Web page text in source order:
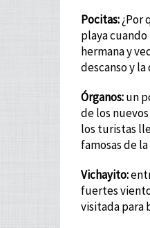
Pocitas:¿Por
playa
hermana y
descanso y
Órganos:un
de los
los turistas
famosas de
Vichayito:
fuertes
visitada para